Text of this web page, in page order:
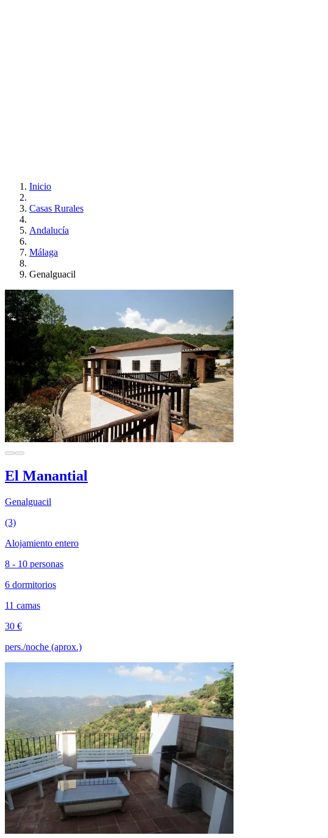
Inicio
Casas Rurales
Andalucía
Málaga
Genalguacil
El Manantial
Genalguacil
(3)
Alojamiento entero
8 - 10 personas
6 dormitorios
11 camas
30 €
pers./noche (aprox.)